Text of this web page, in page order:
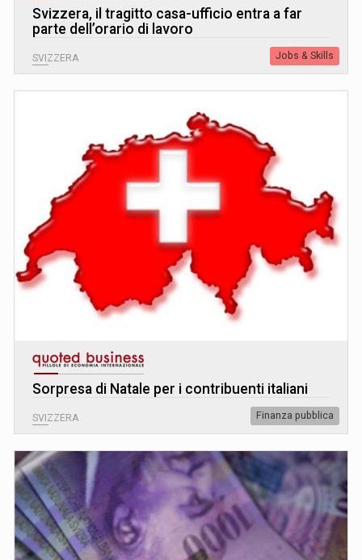
Svizzera, il tragitto casa-ufficio entra a far
parte dell’orario di lavoro
SVIZZERA Jobs & Skills
Sorpresa di Natale per i contribuenti italiani
SVIZZERA Finanza pubblica